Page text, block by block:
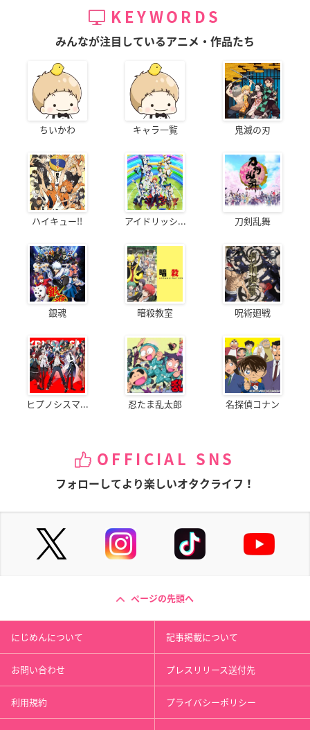
KEYWORDS
みんなが注目しているアニメ・作品たち
ちいかわ キャラ一覧 鬼滅の刃
ハイキュー!! アイドリッシ... 刀剣乱舞
銀魂 暗殺教室 呪術廻戦
ヒプノシスマ... 忍たま乱太郎 名探偵コナン
OFFICIAL SNS
フォローしてより楽しいオタクライフ！
ページの先頭へ
にじめんについて 記事掲載について
お問い合わせ プレスリリース送付先
利用規約 プライバシーポリシー